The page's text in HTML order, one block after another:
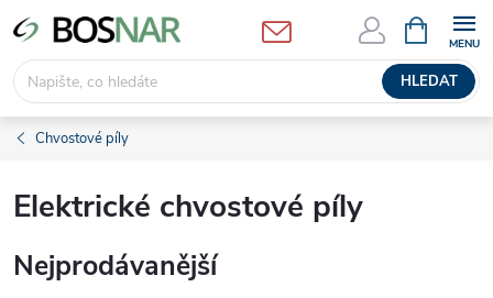
Přejít
na
obsah
HLEDAT
NÁKUPNÍ
KOŠÍK
Chvostové píly
Elektrické chvostové píly
Nejprodávanější